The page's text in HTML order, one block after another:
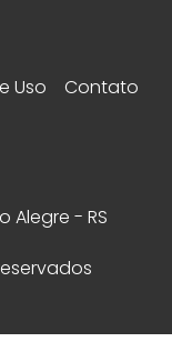
Uso Contato
Alegre - RS